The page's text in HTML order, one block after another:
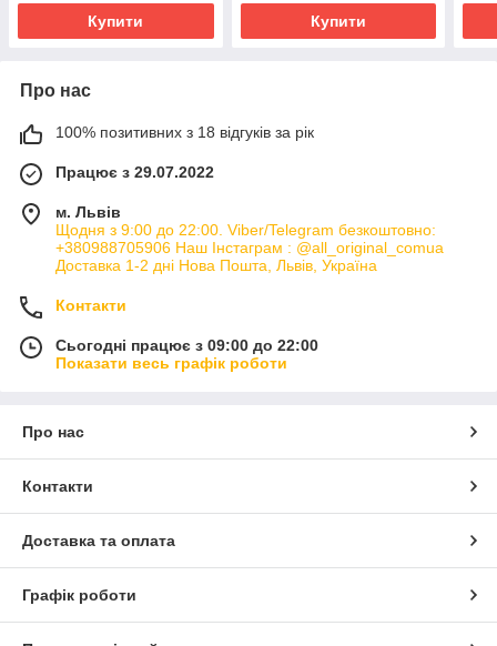
Купити Купити
Про нас
100% позитивних з 18 відгуків за рік
Працює з 29.07.2022
м. Львів
Щодня з 9:00 до 22:00. Viber/Telegram безкоштовно:
+380988705906 Наш Інстаграм : @all_original_comua
Доставка 1-2 дні Нова Пошта, Львів, Україна
Контакти
Сьогодні працює з 09:00 до 22:00
Показати весь графік роботи
Про нас
Контакти
Доставка та оплата
Графік роботи